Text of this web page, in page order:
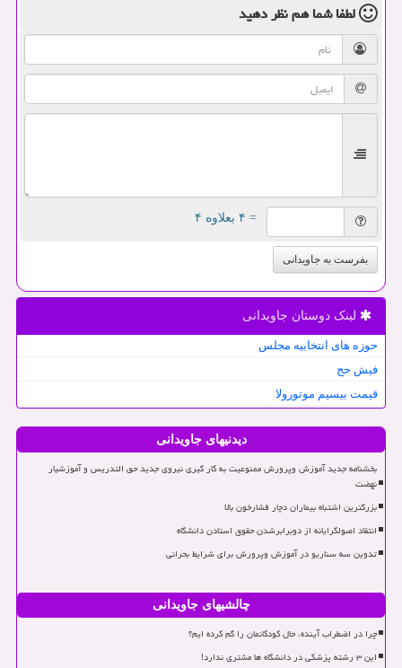
لطفا شما همنظر دهید
= ۴ بعلاوه ۴
بفرست به جاویدانی
لینک دوستان جاویدانی
حوزه های انتخابیه مجلس
فیش حج
قیمت بیسیم موتورولا
دیدنیهای جاویدانی
بخشنامه جدید آموزش وپرورش ممنوعیت به کار گیری نیروی جدید حق التدریس و آموزشیار
نهضت
بزرگترین اشتباه بیماران دچار فشارخون بالا
انتقاد اصولگرایانه از دوبرابرشدن حقوق استادن دانشگاه
تدوین سه سناریو در آموزش وپرورش برای شرایط بحرانی
چالشیهای جاویدانی
چرا در اضطراب آینده، حال کودکانمان را گم کرده ایم؟
این ۳ رشته پزشکی در دانشگاه ها مشتری ندارد!